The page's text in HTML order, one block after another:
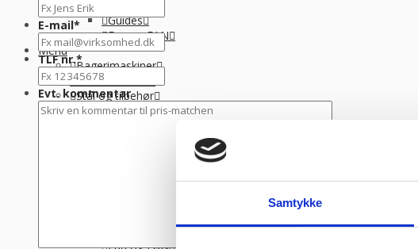
Samtykke
Guides
Faq og EAN
Menu
Bagerimaskiner
Butiksinventar
Stål og tilbehør
Langtidsleje
Om Kpa Company
E-mail*
TLF nr.*
Evt. kommentar